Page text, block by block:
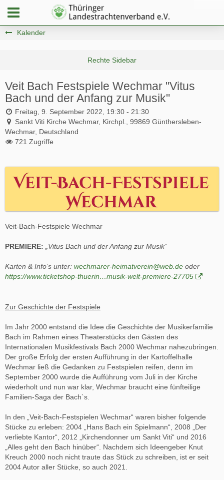
Kalender
Veit Bach Festspiele Wechmar "Vitus
Bach und der Anfang zur Musik"
Freitag, 9. September 2022, 19:30 - 21:30
Sankt Viti Kirche Wechmar, Kirchpl., 99869 Günthersleben-
Wechmar, Deutschland
721 Zugriffe
Veit-Bach-Festspiele Wechmar
PREMIERE: „Vitus Bach und der Anfang zur Musik“
Karten & Info’s unter: wechmarer-heimatverein@web.de oder
https://www.ticketshop-thuerin…musik-welt-premiere-27705
Zur Geschichte der Festspiele
Im Jahr 2000 entstand die Idee die Geschichte der Musikerfamilie
Bach im Rahmen eines Theaterstücks den Gästen des
Internationalen Musikfestivals Bach 2000 Wechmar nahezubringen.
Der große Erfolg der ersten Aufführung in der Kartoffelhalle
Wechmar ließ die Gedanken zu Festspielen reifen, denn im
September 2000 wurde die Aufführung vom Juli in der Kirche
wiederholt und nun war klar, Wechmar braucht eine fünfteilige
Familien-Saga der Bach`s.
In den „Veit-Bach-Festspielen Wechmar“ waren bisher folgende
Stücke zu erleben: 2004 „Hans Bach ein Spielmann“, 2008 „Der
verliebte Kantor“, 2012 „Kirchendonner um Sankt Viti“ und 2016
„Alles geht den Bach hinüber“. Nachdem sich Ideengeber Knut
Kreuch 2000 noch nicht traute das Stück zu schreiben, ist er seit
2004 Autor aller Stücke, so auch 2021.